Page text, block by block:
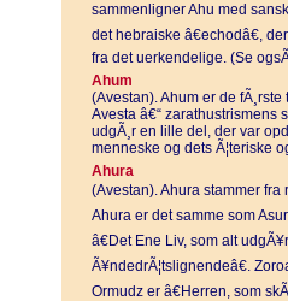
sammenligner Ahu med
det hebraiske â€echodâ€,
fra det uerkendelige. (Se
Ahum
(Avestan). Ahum er de
Avesta â€“ zarathustrismens
udgÃ¸r en lille del, der var
menneske og dets Ã¦teriske
Ahura
(Avestan). Ahura stammer fra
Ahura er det samme som
â€Det Ene Liv, som alt udgÃ¥r
Ã¥ndedrÃ¦tslignendeâ€.
Ormudz er â€Herren, som